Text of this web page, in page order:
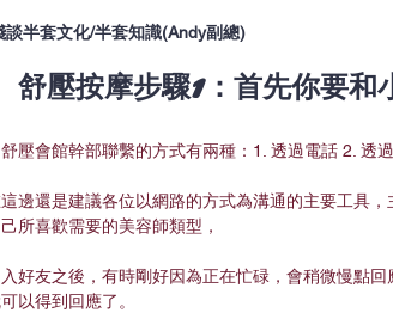
談半套文化/半套知識(Andy副總)
壓按摩步驟1：首先你要和
壓會館幹部聯繫的方式有兩種：1. 透過電話 2. 透過
邊還是建議各位以網路的方式為溝通的主要工具
所喜歡需要的美容師類型，
好友之後，有時剛好因為正在忙碌，會稍微慢點
以得到回應了。